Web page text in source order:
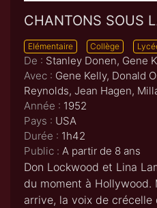
CHANTONS SOUS
Elémentaire Collège
De : Stanley Donen, Gene
Avec : Gene Kelly, Donald
Reynolds, Jean Hagen,
Année : 1952
Pays : USA
Durée : 1h42
Public : A partir de 8 ans
Don Lockwood et Lina
du moment à Hollywood.
arrive, la voix de crécelle